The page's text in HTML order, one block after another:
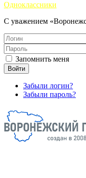
Одноклассники
С уважением
Запомнить меня
Войти
Забыли логин?
Забыли пароль?